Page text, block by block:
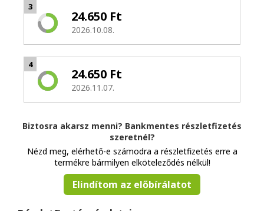
3
24.650 Ft
2026.10.08.
4
24.650 Ft
2026.11.07.
Biztosra akarsz menni? Bankmentes részletfizetés
szeretnél?
Nézd meg, elérhető-e számodra a részletfizetés erre a
termékre bármilyen elköteleződés nélkül!
Elindítom az előbírálatot